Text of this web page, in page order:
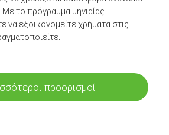
το πρόγραμμα μηνιαίας
να εξοικονομείτε χρήματα στις
προορισμοί